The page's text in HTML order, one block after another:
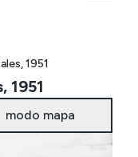
1951
1951
modo mapa